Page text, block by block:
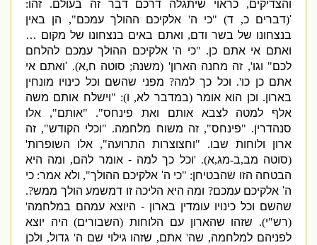
והצדיקים, כראוי שיתגלה דרכם דבר זה בעולם. זהו:
'
(דברים כ, ד) "כי ה' אלקיכם ההולך עמכם", הן באין
בנצחונו של בשר ודם, ואתם באים בנצחונו של מקום …
ואתם אי אתם כן. "כי ה'אלקיכם ההולך עמכם להלחם
לכם" וגו', זה מחנה הארון' (משנה; סוטה ח,א).
'ואתם אי
אתם כן כו'. וכל כך למה? מפני שהשם וכל כינויו מונחין
בארון. וכן הוא אומר(במדבר לא, ו): "וישלח אותם משה
אלף למטה לצבא אותם ואת פינחס". "אותם", אלו
סנהדרין. "פינחס",זה משוח מלחמה. "וכלי הקודש", זה
ארון ולוחות שבו. "וחצוצרות התרועה", אלו השופרות'
(סוטה מב,ב-מג,א). 'וכל כך למה-אומר להם, ומה היא
הבטחה הזו שהבטיחן: "כי ה' אלקיכם ההולך", ולא אמר: כי
ה' אלקיכם עמכם? ומה היא הליכה זו דמשמע הולך ממש?.
שהשם וכל כינויו עומדין בארון - היוצא עמהם במלחמה'
(רש"י). שזהו שהארון עם הלוחות (השבורים) היה יוצא
לפניהם למלחמה, שה' אתם, שזהו גילוי שם ה' גדול, ולכן